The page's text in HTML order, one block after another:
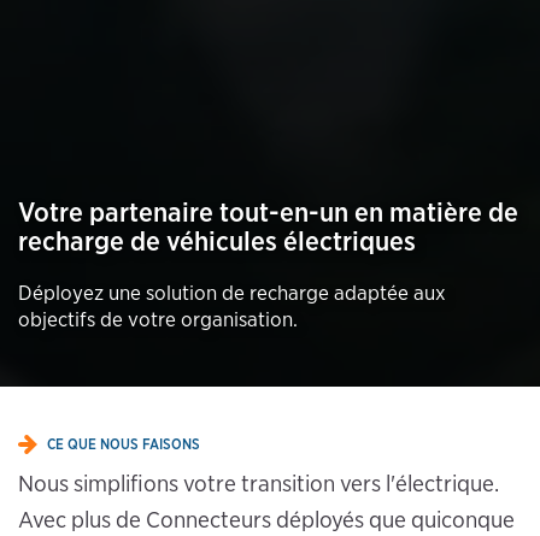
Votre partenaire tout-en-un en matière de
recharge de véhicules électriques
Déployez une solution de recharge adaptée aux
objectifs de votre organisation.
CE QUE NOUS FAISONS
Nous simplifions votre transition vers l'électrique.
Avec plus de Connecteurs déployés que quiconque